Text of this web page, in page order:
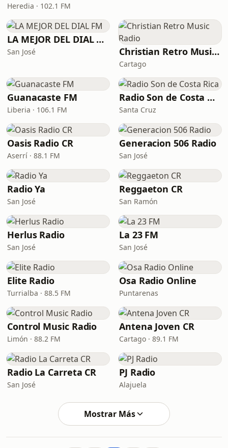
Heredia · 102.1 FM
LA MEJOR DEL DIAL FM
San José Christian Retro Music Radio
Cartago
Guanacaste FM
Liberia · 106.1 FM
Radio Son de Costa Rica
Santa Cruz
Oasis Radio CR
Aserrí · 88.1 FM
Generacion 506 Radio
San José
Radio Ya
San José
Reggaeton CR
San Ramón
Herlus Radio
San José
La 23 FM
San José
Elite Radio
Turrialba · 88.5 FM
Osa Radio Online
Puntarenas
Control Music Radio
Limón · 88.2 FM
Antena Joven CR
Cartago · 89.1 FM
Radio La Carreta CR
San José
PJ Radio
Alajuela
Mostrar Más